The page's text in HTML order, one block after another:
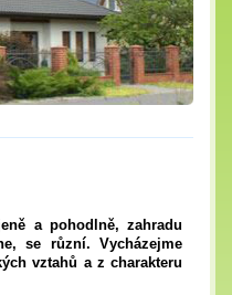
a pohodlně, zahradu
se různí. Vycházejme
vztahů a z charakteru